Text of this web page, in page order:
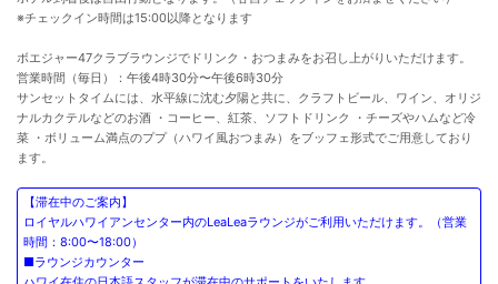
※チェックイン時間は15:00以降となります
ボエジャー47クラブラウンジでドリンク・おつまみをお召し上がりいただけます。
営業時間（毎日）：午後4時30分〜午後6時30分
サンセットタイムには、水平線に沈む夕陽と共に、クラフトビール、ワイン、オリジ
ナルカクテルなどのお酒 ・コーヒー、紅茶、ソフトドリンク ・チーズやハムなど冷
菜 ・ボリューム満点のププ（ハワイ風おつまみ）をブッフェ形式でご用意しており
ます。
【滞在中のご案内】
ロイヤルハワイアンセンター内のLeaLeaラウンジがご利用いただけます。（営業
時間：8:00〜18:00）
■ラウンジカウンター